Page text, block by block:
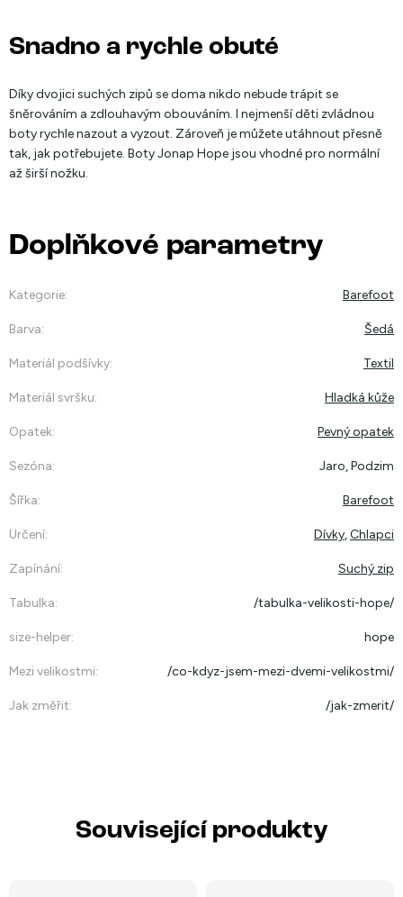
Snadno a rychle obuté
Díky dvojici suchých zipů se doma nikdo nebude trápit se
šněrováním a zdlouhavým obouváním. I nejmenší děti zvládnou
boty rychle nazout a vyzout. Zároveň je můžete utáhnout přesně
tak, jak potřebujete. Boty Jonap Hope jsou vhodné pro normální
až širší nožku.
Doplňkové parametry
Kategorie: Barefoot
Barva: Šedá
Materiál podšívky: Textil
Materiál svršku: Hladká kůže
Opatek: Pevný opatek
Sezóna: Jaro, Podzim
Šířka: Barefoot
Určení: Dívky,Chlapci
Zapínání: Suchý zip
Tabulka: /tabulka-velikosti-hope/
size-helper: hope
Mezi velikostmi: /co-kdyz-jsem-mezi-dvemi-velikostmi/
Jak změřit: /jak-zmerit/
Související produkty